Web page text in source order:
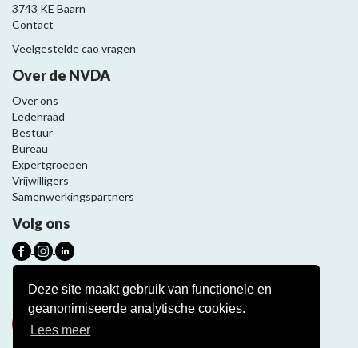
Deze site maakt gebruik van functionele en
geanonimiseerde analytische cookies.
Lees meer
3743 KE Baarn
Contact
Veelgestelde cao vragen
Over de NVDA
Over ons
Ledenraad
Bestuur
Bureau
Expertgroepen
Vrijwilligers
Samenwerkingspartners
Volg ons
Nieuwsbrief
Meld je aan